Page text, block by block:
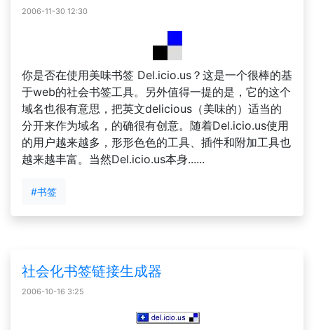
2006-11-30 12:30
你是否在使用美味书签 Del.icio.us？这是一个很棒的基
于web的社会书签工具。另外值得一提的是，它的这个
域名也很有意思，把英文delicious（美味的）适当的
分开来作为域名，的确很有创意。随着Del.icio.us使用
的用户越来越多，形形色色的工具、插件和附加工具也
越来越丰富。当然Del.icio.us本身......
#书签
社会化书签链接生成器
2006-10-16 3:25